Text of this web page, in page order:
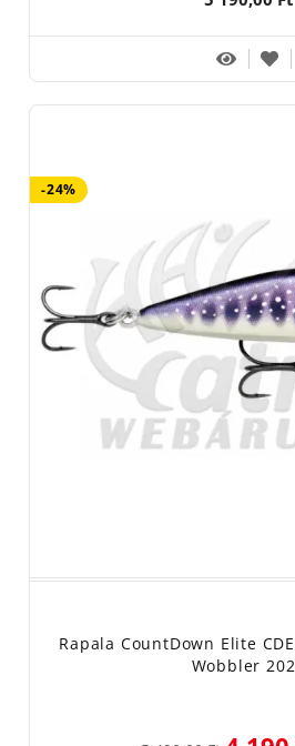
-24%
Rapala CountDown Elite
Wobbler